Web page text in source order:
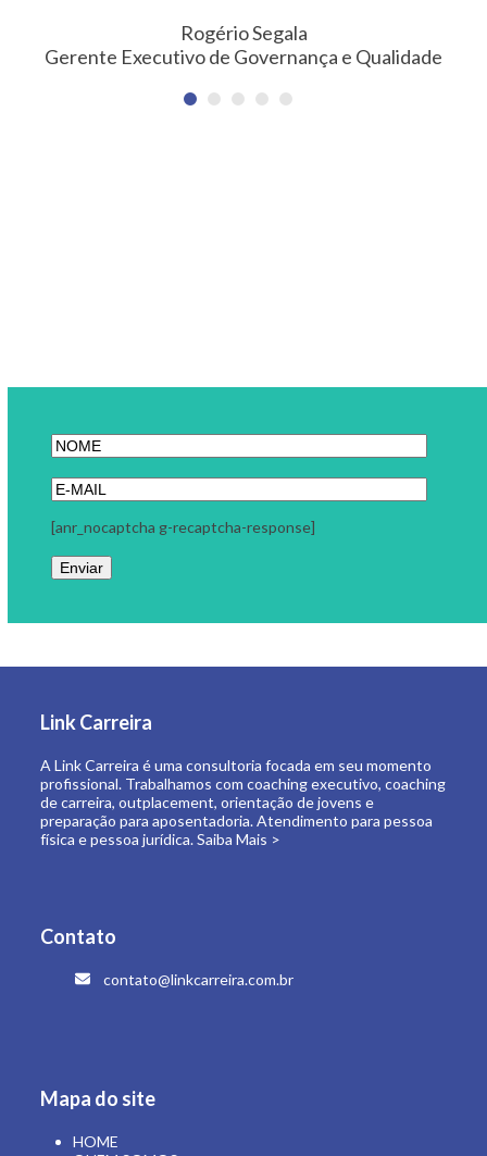
Rogério Segala
Gerente Executivo de Governança e Qualidade
física e pessoa jurídica.
Contato
Mapa do site
E-BOOKS
ARTIGOS
ÁREA RESTRITA